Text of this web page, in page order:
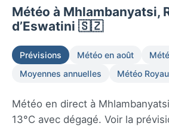
Météo à Mhlambanyatsi,
d’Eswatini 🇸🇿
Prévisions Météo en août
Moyennes annuelles
Météo
Météo en direct à
13°C avec dégagé. Voir la